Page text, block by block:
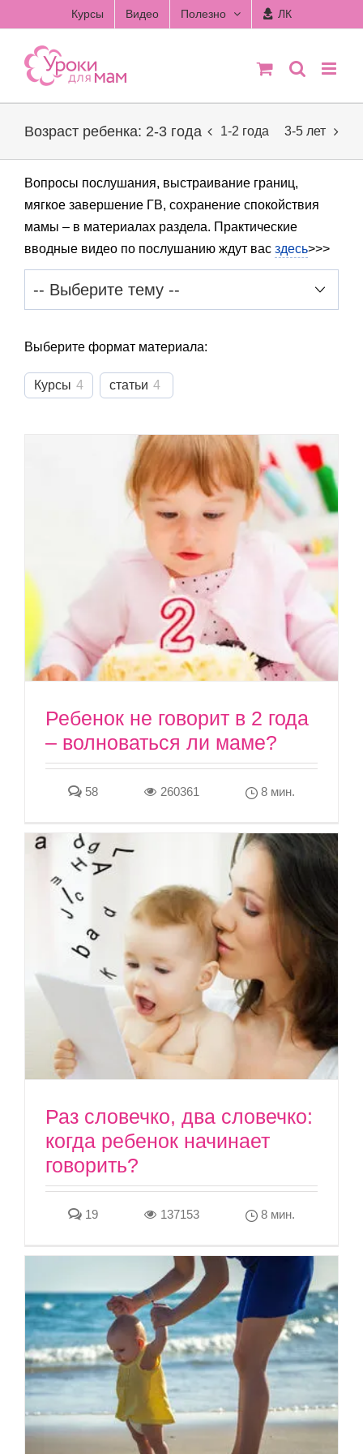
to
content
Курсы Видео Полезно ЛК
Возраст ребенка: 2-3 года 1-2 года 3-5 лет
Вопросы послушания, выстраивание границ,
мягкое завершение ГВ, сохранение спокойствия
мамы – в материалах раздела. Практические
вводные видео по послушанию ждут вас здесь>>>
Выберите формат материала:
Курсы 4 статьи 4
Ребенок не говорит в 2 года
– волноваться ли маме?
58 260361 8 мин.
Раз словечко, два словечко:
когда ребенок начинает
говорить?
19 137153 8 мин.